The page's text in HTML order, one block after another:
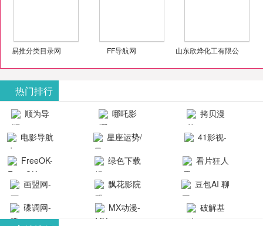
易推分类目录网 FF导航网
山东欣烨化工有限公
热门排行
顺为导
航-办公运营
哪吒影
院-哪吒影院
提供最新、
最全的高清
电影、电视
剧、动漫和
综艺节目免
拷贝漫
画-官网
动漫综合
电影导航
- 免费看电影
就来这！ | 快
导航网-免费
看电影就来
星座运势/
最星座/美国
神婆星座网
41影视-
聚合最近好
看的电视剧
最新电影网
站-41影视为
FreeOK-
FreeOK影视
官网-最新影
视资源|追剧
绿色下载
吧
看片狂人
- 高清视频资
源免费在线
观看
画盟网-
画师联盟官
网
飘花影院
网
豆包AI 聊
天智能对话
网页版入口
碟调网-
MX动漫-
破解基